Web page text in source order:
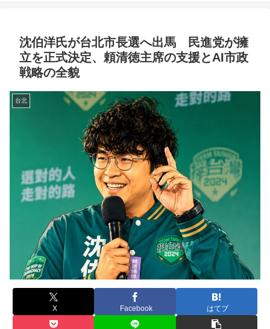
沈伯洋氏が台北市長選へ出馬 民進党が擁
立を正式決定、頼清徳主席の支援とAI市政
戦略の全貌
台北
X Facebook はてブ